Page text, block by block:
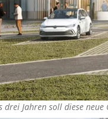
drei Jahren soll diese